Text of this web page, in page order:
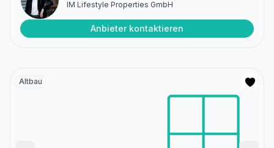
IM Lifestyle Properties GmbH
Anbieter kontaktieren
Altbau